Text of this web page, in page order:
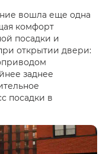
вошла еще одна
комфорт
посадки и
открытии двери:
заднее
посадки в